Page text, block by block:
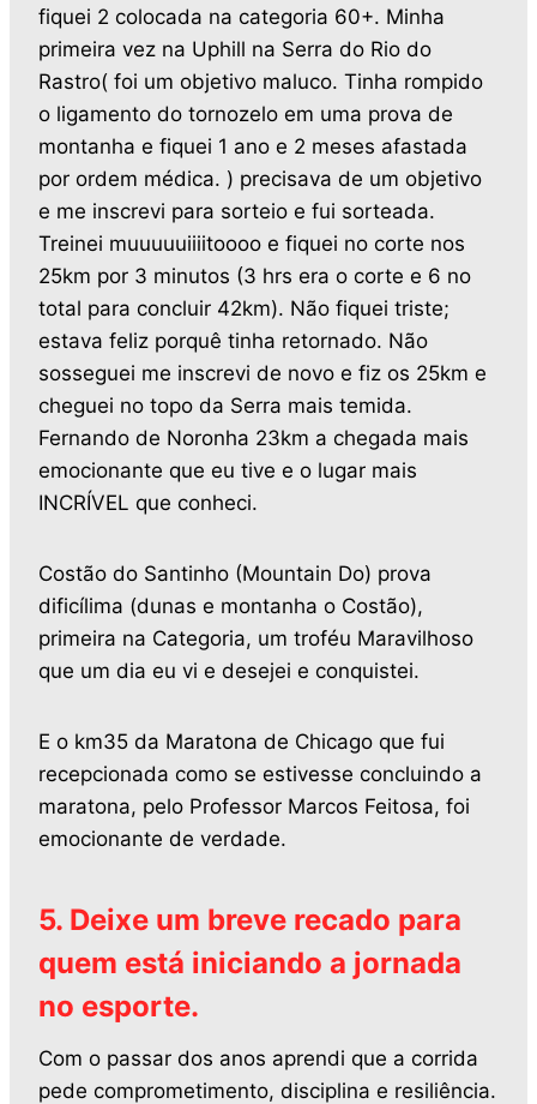
fiquei 2 colocada na categoria 60+. Minha
primeira vez na Uphill na Serra do Rio do
Rastro( foi um objetivo maluco. Tinha rompido
o ligamento do tornozelo em uma prova de
montanha e fiquei 1 ano e 2 meses afastada
por ordem médica. ) precisava de um objetivo
e me inscrevi para sorteio e fui sorteada.
Treinei muuuuuiiiitoooo e fiquei no corte nos
25km por 3 minutos (3 hrs era o corte e 6 no
total para concluir 42km). Não fiquei triste;
estava feliz porquê tinha retornado. Não
sosseguei me inscrevi de novo e fiz os 25km e
cheguei no topo da Serra mais temida.
Fernando de Noronha 23km a chegada mais
emocionante que eu tive e o lugar mais
INCRÍVEL que conheci.
Costão do Santinho (Mountain Do) prova
dificílima (dunas e montanha o Costão),
primeira na Categoria, um troféu Maravilhoso
que um dia eu vi e desejei e conquistei.
E o km35 da Maratona de Chicago que fui
recepcionada como se estivesse concluindo a
maratona, pelo Professor Marcos Feitosa, foi
emocionante de verdade.
5. Deixe um breve recado para
quem está iniciando a jornada
no esporte.
Com o passar dos anos aprendi que a corrida
pede comprometimento, disciplina e resiliência.